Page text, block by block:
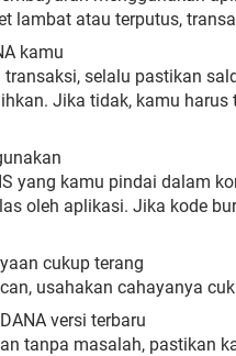
lambat atau terputus,
kamu
selalu pastikan
Jika tidak, kamu
yang kamu pindai dalam
oleh aplikasi. Jika kode
cukup terang
usahakan cahayanya
versi terbaru
tanpa masalah, pastikan